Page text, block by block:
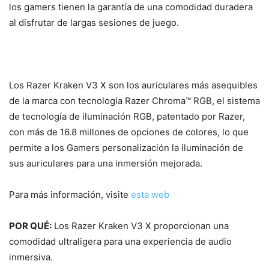
los gamers tienen la garantía de una comodidad duradera
al disfrutar de largas sesiones de juego.
Los Razer Kraken V3 X son los auriculares más asequibles
de la marca con tecnología Razer Chroma™ RGB, el sistema
de tecnología de iluminación RGB, patentado por Razer,
con más de 16.8 millones de opciones de colores, lo que
permite a los Gamers personalización la iluminación de
sus auriculares para una inmersión mejorada.
Para más información, visite esta web
POR QUÉ: Los Razer Kraken V3 X proporcionan una
comodidad ultraligera para una experiencia de audio
inmersiva.